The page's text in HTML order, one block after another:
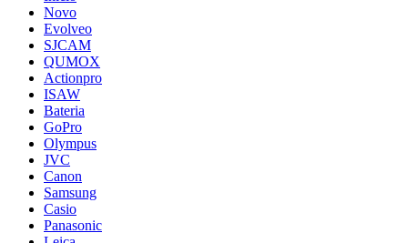
Novo
Evolveo
SJCAM
QUMOX
Actionpro
ISAW
Bateria
GoPro
Olympus
JVC
Canon
Samsung
Casio
Panasonic